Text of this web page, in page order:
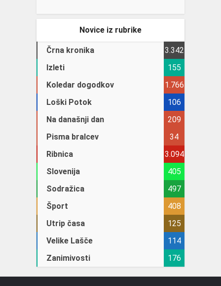
Novice iz rubrike
Črna kronika
3.342
Izleti
155
Koledar dogodkov
1.766
Loški Potok
106
Na današnji dan
209
Pisma bralcev
34
Ribnica
3.094
Slovenija
405
Sodražica
497
Šport
408
Utrip časa
125
Velike Lašče
114
Zanimivosti
176